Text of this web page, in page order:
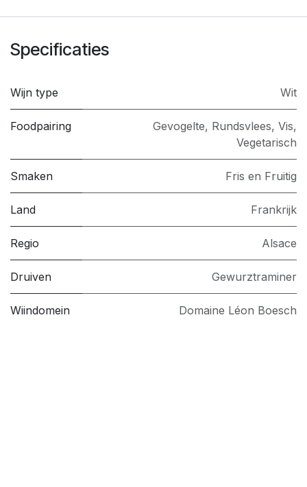
Specificaties
Wijn type Wit
Foodpairing Gevogelte, Rundsvlees, Vis,
Vegetarisch
Smaken Fris en Fruitig
Land Frankrijk
Regio Alsace
Druiven Gewurztraminer
Wijndomein Domaine Léon Boesch